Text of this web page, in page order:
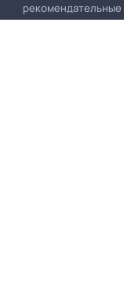
рекомендательные